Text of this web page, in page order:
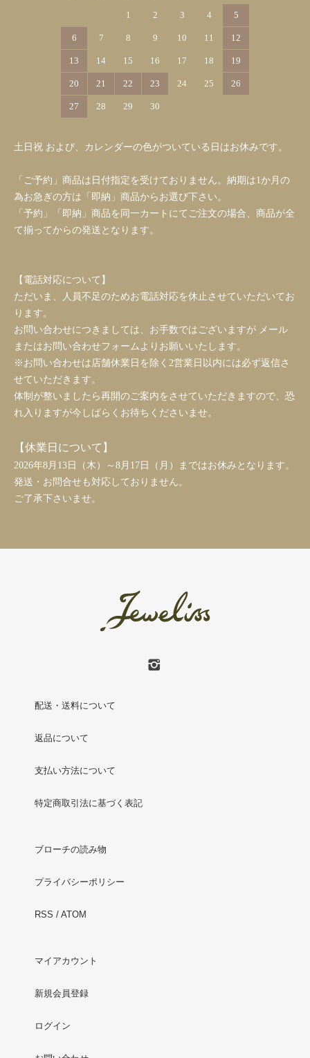
1 2 3 4 5
6 7 8 9 10 11 12
13 14 15 16 17 18 19
20 21 22 23 24 25 26
27 28 29 30
土日祝 および、カレンダーの色がついている日はお休みです。
「ご予約」商品は日付指定を受けておりません。納期は1か月の
為お急ぎの方は「即納」商品からお選び下さい。
「予約」「即納」商品を同一カートにてご注文の場合、商品が全
て揃ってからの発送となります。
【電話対応について】
ただいま、人員不足のためお電話対応を休止させていただいてお
ります。
お問い合わせにつきましては、お手数ではございますが メール
またはお問い合わせフォームよりお願いいたします。
※お問い合わせは店舗休業日を除く2営業日以内には必ず返信さ
せていただきます。
体制が整いましたら再開のご案内をさせていただきますので、恐
れ入りますが今しばらくお待ちくださいませ。
【休業日について】
2026年8月13日（木）～8月17日（月）まではお休みとなります。
発送・お問合せも対応しておりません。
ご了承下さいませ。
配送・送料について
返品について
支払い方法について
特定商取引法に基づく表記
ブローチの読み物
プライバシーポリシー
RSS / ATOM
マイアカウント
新規会員登録
ログイン